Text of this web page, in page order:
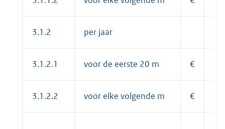
3.1.2 per jaar
3.1.2.1 voor de eerste 20 m €
3.1.2.2 voor elke volgende m €